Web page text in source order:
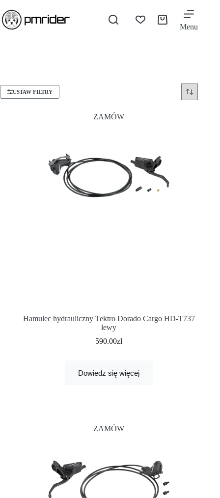
Menu
USTAW FILTRY
ZAMÓW
Hamulec hydrauliczny Tektro Dorado Cargo HD-T737
lewy
590.00zł
Dowiedz się więcej
ZAMÓW